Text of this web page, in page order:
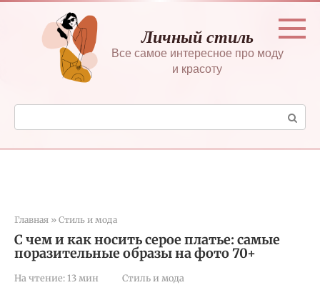
Перейти
контенту
Личный стиль
Все самое интересное про моду
и красоту
Поиск:
Главная » Стиль и мода
С чем и как носить серое платье: самые
поразительные образы на фото 70+
На чтение: 13 мин Стиль и мода